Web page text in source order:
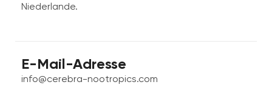
Niederlande.
E-Mail-Adresse
info@cerebra-nootropics.com